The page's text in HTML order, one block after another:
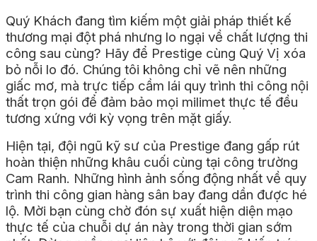
Quý Khách đang tìm kiếm một giải pháp thiết kế
thương mại đột phá nhưng lo ngại về chất lượng thi
công sau cùng? Hãy để Prestige cùng Quý Vị xóa
bỏ nỗi lo đó. Chúng tôi không chỉ vẽ nên những
giấc mơ, mà trực tiếp cầm lái quy trình thi công nội
thất trọn gói để đảm bảo mọi milimet thực tế đều
tương xứng với kỳ vọng trên mặt giấy.
Hiện tại, đội ngũ kỹ sư của Prestige đang gấp rút
hoàn thiện những khâu cuối cùng tại công trường
Cam Ranh. Những hình ảnh sống động nhất về quy
trình thi công gian hàng sân bay đang dần được hé
lộ. Mời bạn cùng chờ đón sự xuất hiện diện mạo
thực tế của chuỗi dự án này trong thời gian sớm